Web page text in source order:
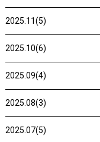
2025.11(5)
2025.10(6)
2025.09(4)
2025.08(3)
2025.07(5)